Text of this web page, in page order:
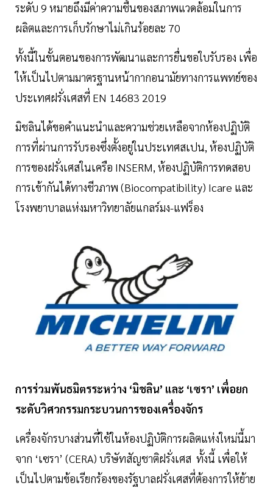
ระดับ 9 หมายถึงมีค่าความชื้นของสภาพแวดล้อมในการ
ผลิตและการเก็บรักษาไม่เกินร้อยละ 70
ทั้งนี้ในขั้นตอนของการพัฒนาและการยื่นขอใบรับรอง เพื่อ
ให้เป็นไปตามมาตรฐานหน้ากากอนามัยทางการแพทย์ของ
ประเทศฝรั่งเศสที่ EN 14683 2019
มิชลินได้ขอคำแนะนำและความช่วยเหลือจากห้องปฏิบัติ
การที่ผ่านการรับรองซึ่งตั้งอยู่ในประเทศสเปน, ห้องปฏิบัติ
การของฝรั่งเศสในเครือ INSERM, ห้องปฏิบัติการทดสอบ
การเข้ากันได้ทางชีวภาพ (Biocompatibility) Icare และ
โรงพยาบาลแห่งมหาวิทยาลัยแกลร์มง-แฟร็อง
การร่วมพันธมิตรระหว่าง ‘มิชลิน’ และ ‘เซรา’ เพื่อยก
ระดับวิศวกรรมกระบวนการของเครื่องจักร
เครื่องจักรบางส่วนที่ใช้ในห้องปฏิบัติการผลิตแห่งใหม่นี้มา
จาก ‘เซรา’ (CERA) บริษัทสัญชาติฝรั่งเศส ทั้งนี้ เพื่อให้
เป็นไปตามข้อเรียกร้องของรัฐบาลฝรั่งเศสที่ต้องการให้ย้าย